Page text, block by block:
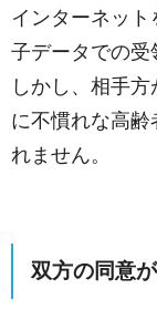
インターネッ
子データでの受
しかし、相手
に不慣れな高齢
れません。
双方の同意